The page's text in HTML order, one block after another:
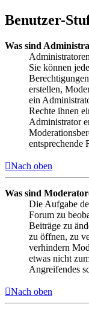
Benutzer-
Was sind
Sie können
erstellen,
ein
Rechte ihnen
Administrator
entsprechende
Nach oben
Was sind
Die Aufgabe
Forum zu
Beiträge zu
zu öffnen, zu
verhindern
etwas nicht
Angreifendes
Nach oben